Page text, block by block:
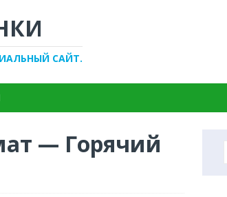
САЙТ.
— Горячий